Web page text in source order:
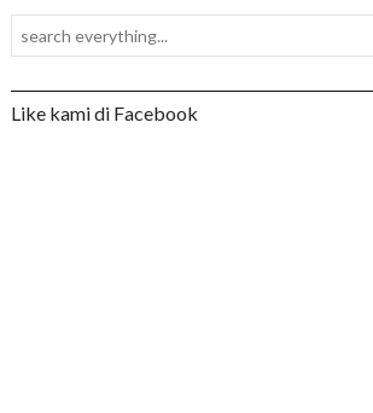
Like kami di Facebook